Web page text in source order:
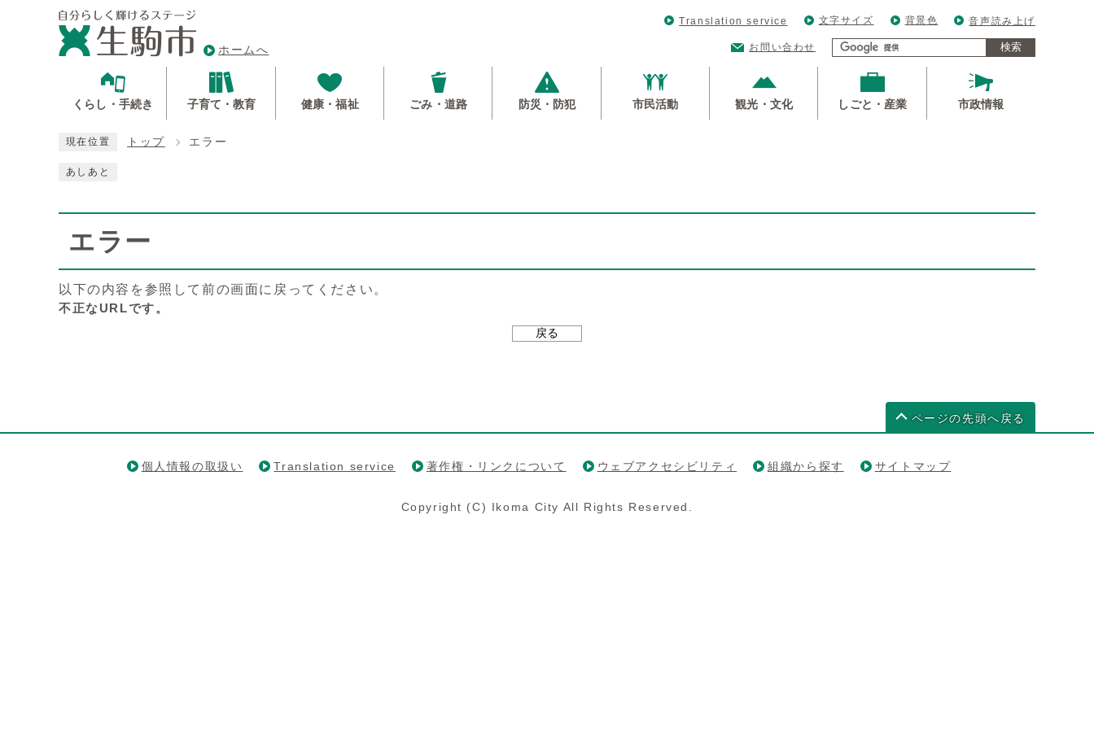
ホームへ
Translation service 文字サイズ 背景色 音声読み上げ
お問い合わせ 検索
くらし・手続き 子育て・教育 健康・福祉 ごみ・道路 防災・防犯 市民活動 観光・文化 しごと・産業 市政情報
現在位置 トップ エラー
あしあと
エラー
以下の内容を参照して前の画面に戻ってください。
不正なURLです。
ページの先頭へ戻る
個人情報の取扱い Translation service 著作権・リンクについて ウェブアクセシビリティ 組織から探す サイトマップ
Copyright (C) Ikoma City All Rights Reserved.